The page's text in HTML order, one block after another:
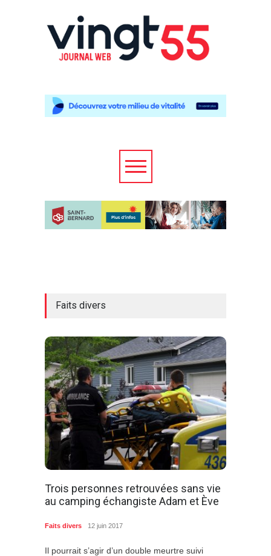
Faits divers
Trois personnes retrouvées sans vie
au camping échangiste Adam et Ève
Faits divers 12 juin 2017
Il pourrait s’agir d’un double meurtre suivi